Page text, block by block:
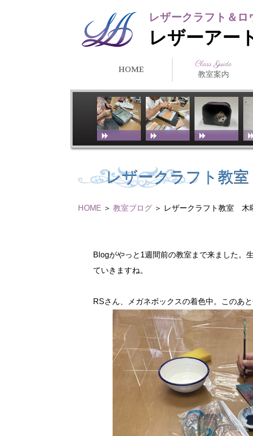
レザークラフト＆ロ
レザーアー
HOME Class Guide
教室案内
クラス紹介
所在地・アクセス
講師紹介
アーティスト（生
徒）紹介
教室スケジュール
教室体験
リンク
レザークラフト教
HOME ＞教室ブログ ＞ レザークラフト教室
Blogがやっと1週間前の教室まで来ました。
ていきますね。
RSさん、メガネボックスの着色中。このあ